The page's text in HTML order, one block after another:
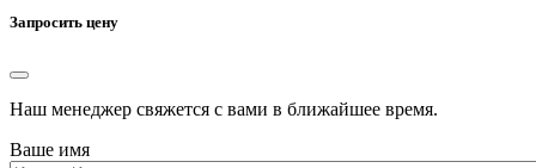
Запросить цену
Наш менеджер свяжется с вами в ближайшее время.
Ваше имя